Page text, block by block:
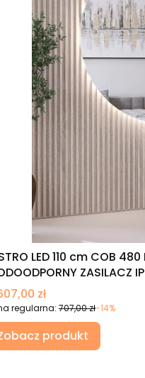
LED 110 cm COB 480
ZASILACZ
promocyjna
zł
regularna: 707,00 zł-14%
produkt